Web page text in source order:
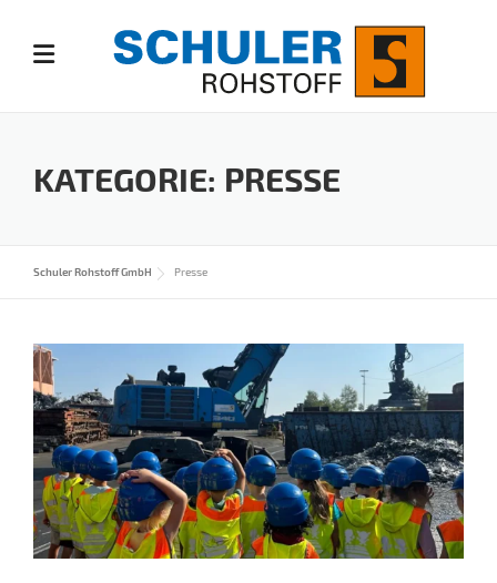
content
KATEGORIE: PRESSE
Schuler Rohstoff GmbH Presse